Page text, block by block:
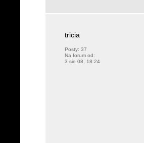
tricia
Posty: 37
Na forum od:
3 sie 08, 18:24